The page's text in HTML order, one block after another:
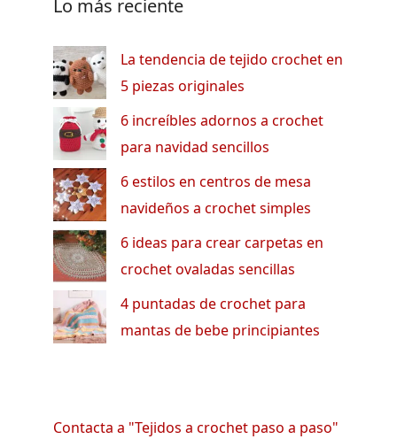
Lo más reciente
La tendencia de tejido crochet en
5 piezas originales
6 increíbles adornos a crochet
para navidad sencillos
6 estilos en centros de mesa
navideños a crochet simples
6 ideas para crear carpetas en
crochet ovaladas sencillas
4 puntadas de crochet para
mantas de bebe principiantes
Contacta a "Tejidos a crochet paso a paso"